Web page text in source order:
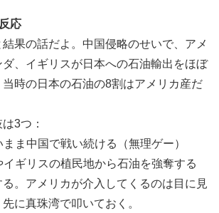
応
果の話だよ。中国侵略のせいで、アメ
ダ、イギリスが日本への石油輸出をほぼ
当時の日本の石油の8割はアメリカ産だ
3つ：
ま中国で戦い続ける（無理ゲー）
イギリスの植民地から石油を強奪する
。アメリカが介入してくるのは目に見
に真珠湾で叩いておく。